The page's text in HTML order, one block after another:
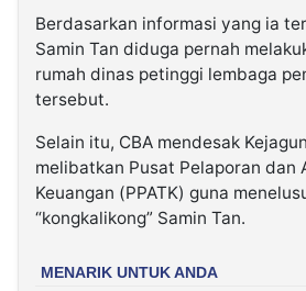
Berdasarkan informasi yang ia
Samin Tan diduga pernah
rumah dinas petinggi lembaga
tersebut.
Selain itu, CBA mendesak
melibatkan Pusat Pelaporan dan
Keuangan (PPATK) guna
“kongkalikong” Samin Tan.